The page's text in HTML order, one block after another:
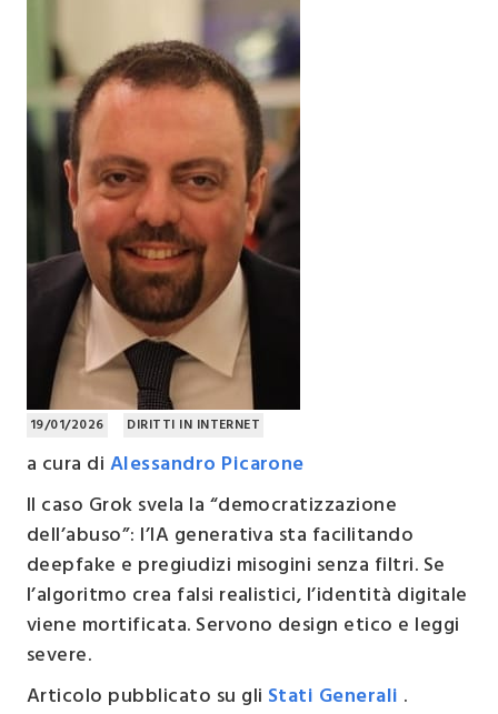
19/01/2026 DIRITTI IN INTERNET
a cura di Alessandro Picarone
Il caso Grok svela la “democratizzazione
dell’abuso”: l’IA generativa sta facilitando
deepfake e pregiudizi misogini senza filtri. Se
l’algoritmo crea falsi realistici, l’identità digitale
viene mortificata. Servono design etico e leggi
severe.
Articolo pubblicato su gli Stati Generali .